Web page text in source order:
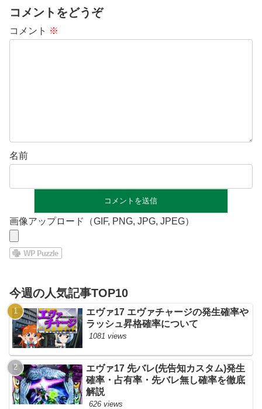
コメントをどうぞ
コメント ※
名前
画像アップロード（GIF, PNG, JPG, JPEG）
今週の人気記事TOP10
エヴァ17 エヴァチャージの発生確率や
ラッシュ昇格確率について
1081 views
エヴァ17 先バレ(先告知カスタム)発生
確率・占有率・先バレ無し確率を徹底
解説
626 views